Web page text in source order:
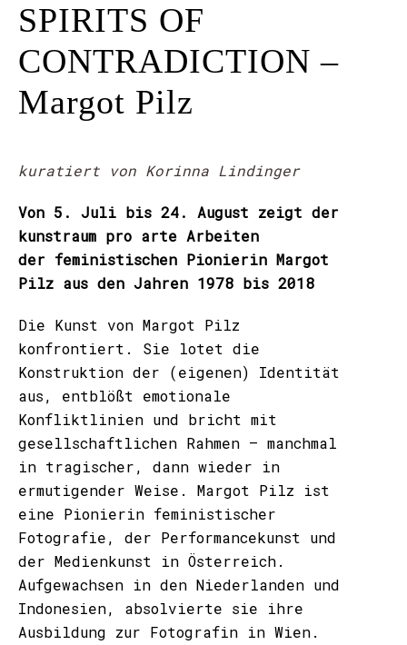
SPIRITS OF
CONTRADICTION –
Margot Pilz
kuratiert von Korinna Lindinger
Von 5. Juli bis 24. August zeigt der
kunstraum pro arte Arbeiten
der feministischen Pionierin Margot
Pilz aus den Jahren 1978 bis 2018
Die Kunst von Margot Pilz
konfrontiert. Sie lotet die
Konstruktion der (eigenen) Identität
aus, entblößt emotionale
Konfliktlinien und bricht mit
gesellschaftlichen Rahmen – manchmal
in tragischer, dann wieder in
ermutigender Weise. Margot Pilz ist
eine Pionierin feministischer
Fotografie, der Performancekunst und
der Medienkunst in Österreich.
Aufgewachsen in den Niederlanden und
Indonesien, absolvierte sie ihre
Ausbildung zur Fotografin in Wien.